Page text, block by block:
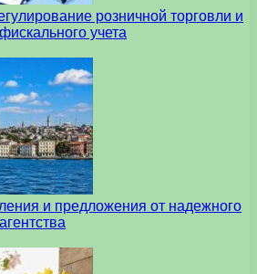
розничной торговли и
учета
и предложения от надежного